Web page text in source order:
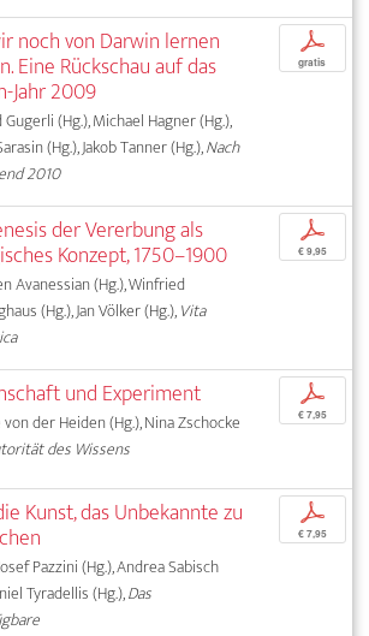
noch von Darwin lernen
Eine Rückschau auf das
Jahr 2009
Gugerli (Hg.), Michael Hagner (Hg.),
(Hg.), Jakob Tanner (Hg.),Nach
2010
p
gratis
der Vererbung als
Konzept, 1750–1900
Avanessian (Hg.), Winfried
(Hg.), Jan Völker (Hg.),Vita
p
€ 9,95
und Experiment
der Heiden (Hg.), Nina Zschocke
des Wissens
p
€ 7,95
Kunst, das Unbekannte zu
Pazzini (Hg.), Andrea Sabisch
Tyradellis (Hg.),Das
p
€ 7,95